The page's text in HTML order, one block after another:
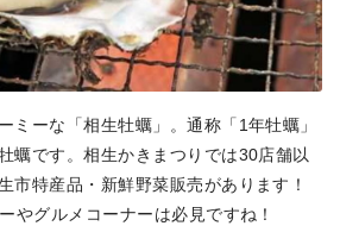
ミーな「相生牡蠣」。通称「1年牡蠣」
蠣です。相生かきまつりでは30店舗以
市特産品・新鮮野菜販売があります！
やグルメコーナーは必見ですね！